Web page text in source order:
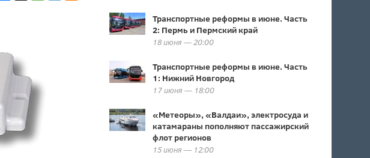
Транспортные реформы в июне. Часть
2: Пермь и Пермский край
18 июня — 20:00
Транспортные реформы в июне. Часть
1: Нижний Новгород
17 июня — 18:00
«Метеоры», «Валдаи», электросуда и
катамараны пополняют пассажирский
флот регионов
15 июня — 12:00